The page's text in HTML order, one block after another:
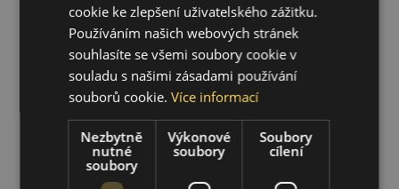
cookie ke zlepšení uživatelského zážitku.
Používáním našich webových stránek
souhlasíte se všemi soubory cookie v
souladu s našimi zásadami používání
souborů cookie.Více informací
Nezbytně
nutné
soubory
Výkonové
soubory
Soubory
cílení